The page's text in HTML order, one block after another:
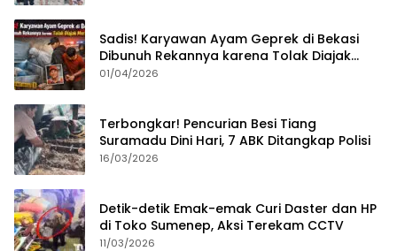
Sadis! Karyawan Ayam Geprek di Bekasi
Dibunuh Rekannya karena Tolak Diajak
Merampok Majikan
01/04/2026
Terbongkar! Pencurian Besi Tiang
Suramadu Dini Hari, 7 ABK Ditangkap Polisi
16/03/2026
Detik-detik Emak-emak Curi Daster dan HP
di Toko Sumenep, Aksi Terekam CCTV
11/03/2026